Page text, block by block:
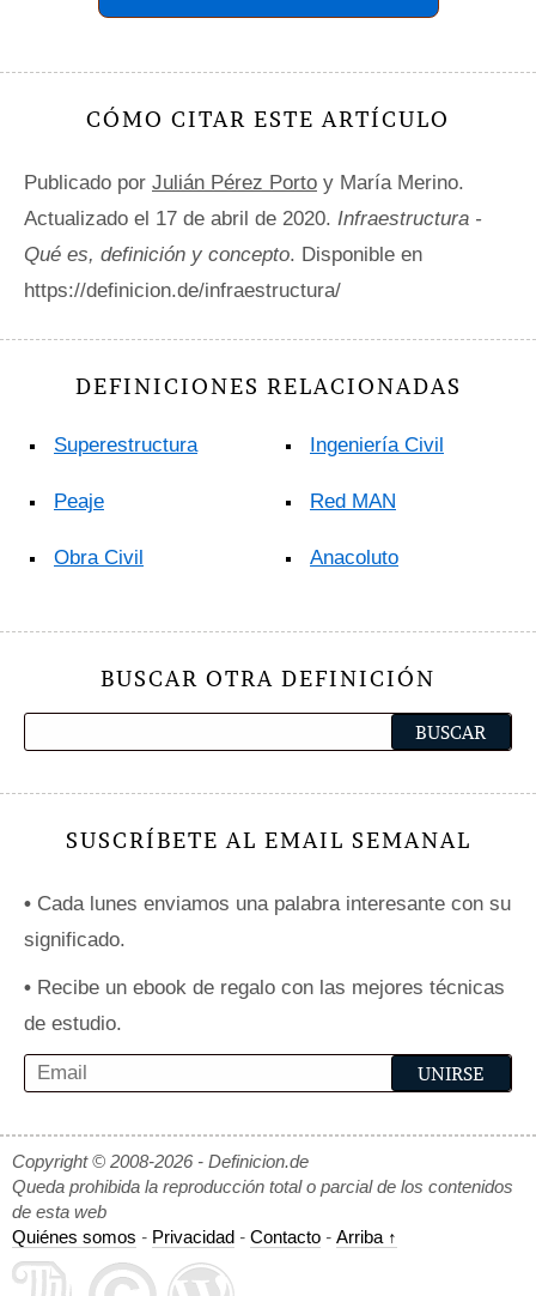
CÓMO CITAR ESTE ARTÍCULO
Publicado por Julián Pérez Porto y María Merino.
Actualizado el 17 de abril de 2020. Infraestructura -
Qué es, definición y concepto. Disponible en
https://definicion.de/infraestructura/
DEFINICIONES RELACIONADAS
Superestructura
Peaje
Obra Civil
Ingeniería Civil
Red MAN
Anacoluto
BUSCAR OTRA DEFINICIÓN
SUSCRÍBETE AL EMAIL SEMANAL
• Cada lunes enviamos una palabra interesante con su
significado.
• Recibe un ebook de regalo con las mejores técnicas
de estudio.
Copyright © 2008-2026 - Definicion.de
Queda prohibida la reproducción total o parcial de los contenidos
de esta web
Quiénes somos - Privacidad - Contacto - Arriba ↑